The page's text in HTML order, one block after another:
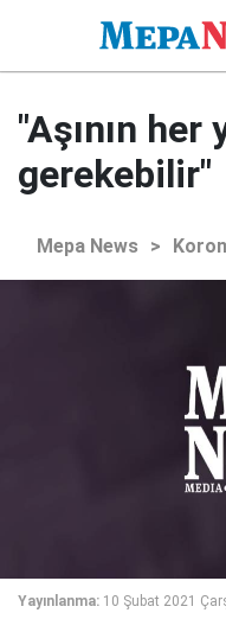
"Aşının her
gerekebilir"
Mepa News >
Yayınlanma: 10 Şubat 2021